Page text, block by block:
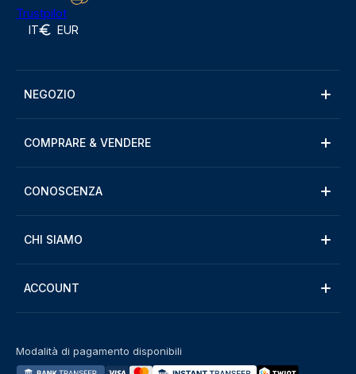
Trustpilot
IT EUR
NEGOZIO
COMPRARE & VENDERE
CONOSCENZA
CHI SIAMO
ACCOUNT
Modalità di pagamento disponibili